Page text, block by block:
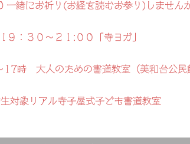
一緒にお祈り(お経を読むお参り)しません
９：３０～２１:００「寺ヨガ」
17時 大人のための書道教室（美和台公民
生対象リアル寺子屋式子ども書道教室